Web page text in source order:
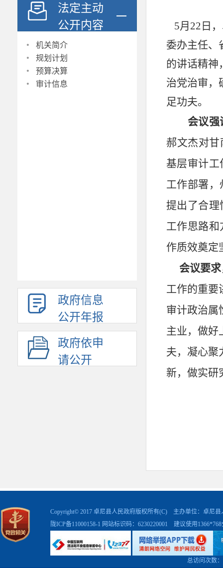
法定主动
公开内容
· 机关简介
· 规划计划
· 预算决算
· 审计信息
政府信息
公开年报
政府依申
请公开
5月22日
委办主任、
的讲话精神
治党治审，
足功夫。
会议强
郝文杰对甘
基层审计工
工作部署，
提出了合理
工作思路
作质效奠定
会议要求
工作的重要
审计政治属
主业，做好
夫，凝心聚
新，做实研
Copyright© 2017 卓尼县人民政府版权所有(C) 主办单位：卓尼
陇ICP备11000158-1 网站标识码：6230220001 建议使用
总访问次数：